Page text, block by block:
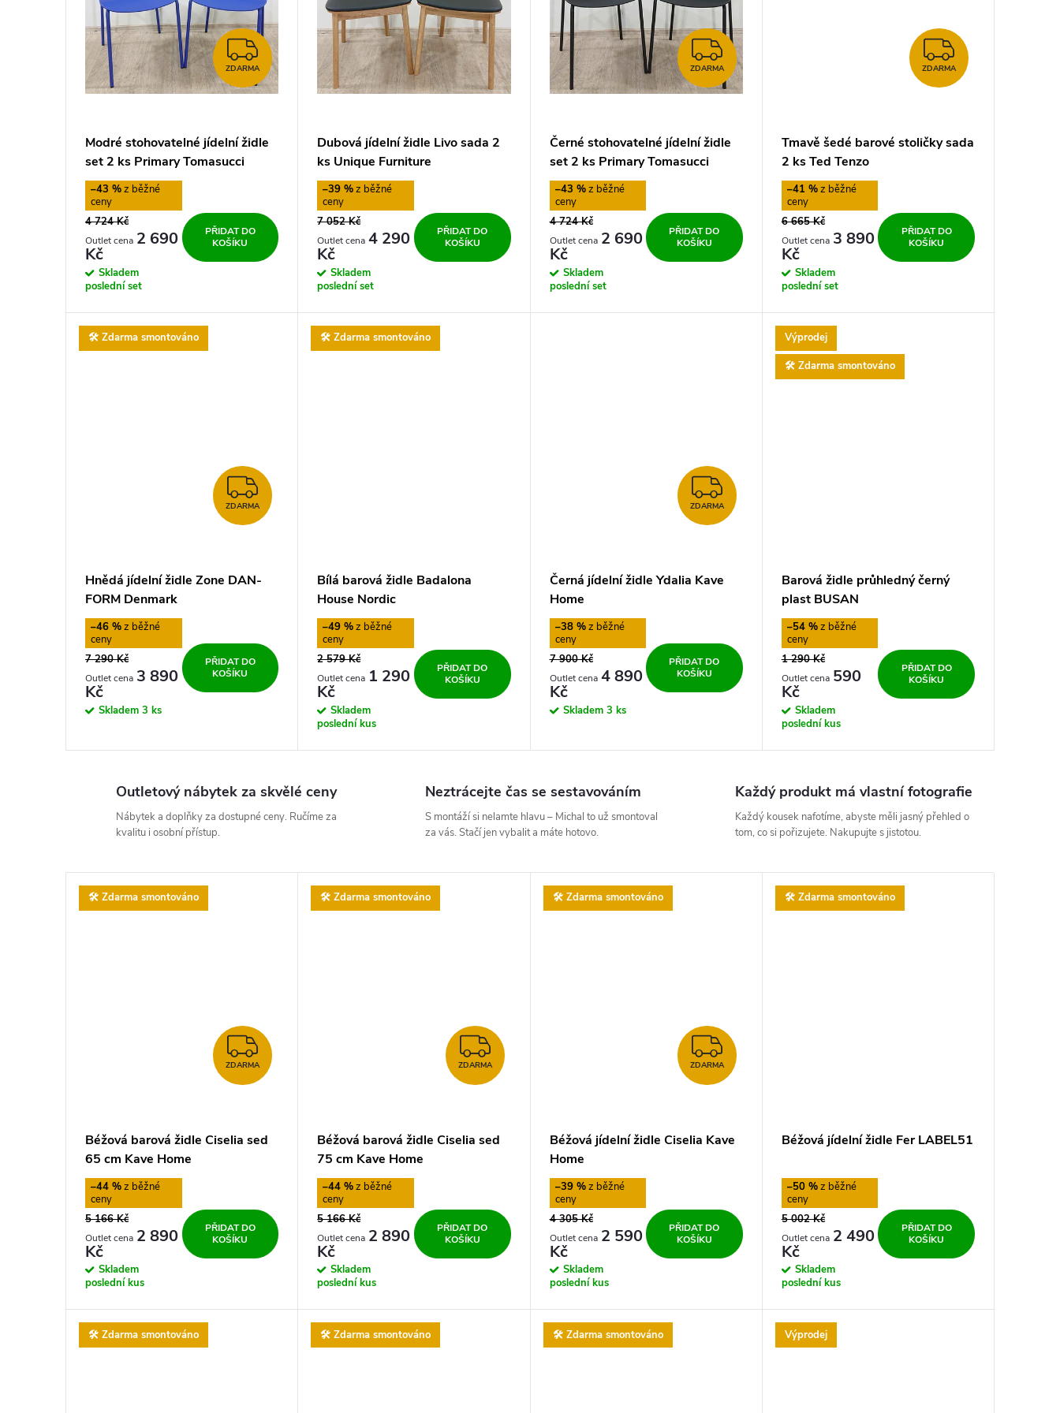
t
ZDARMA
ZDARMA
Modré stohovatelné jídelní židle
set 2 ks Primary Tomasucci
–43 %
4 724 Kč
2 690
Kč
Skladem
poslední set
PŘIDAT DO
KOŠÍKU
Dubová jídelní židle Livo sada 2
ks Unique Furniture
–39 %
7 052 Kč
4 290
Kč
Skladem
poslední set
PŘIDAT DO
KOŠÍKU
ZDARMA
ZDARMA
Černé stohovatelné jídelní židle
set 2 ks Primary Tomasucci
–43 %
4 724 Kč
2 690
Kč
Skladem
poslední set
PŘIDAT DO
KOŠÍKU
ZDARMA
ZDARMA
Tmavě šedé barové stoličky sada
2 ks Ted Tenzo
–41 %
6 665 Kč
3 890
Kč
Skladem
poslední set
PŘIDAT DO
KOŠÍKU
🛠️ Zdarma smontováno
ZDARMA
ZDARMA
Hnědá jídelní židle Zone DAN-
FORM Denmark
–46 %
7 290 Kč
3 890
Kč
Skladem 3 ks
PŘIDAT DO
KOŠÍKU
🛠️ Zdarma smontováno
Bílá barová židle Badalona
House Nordic
–49 %
2 579 Kč
1 290
Kč
Skladem
poslední kus
PŘIDAT DO
KOŠÍKU
ZDARMA
ZDARMA
Černá jídelní židle Ydalia Kave
Home
–38 %
7 900 Kč
4 890
Kč
Skladem 3 ks
PŘIDAT DO
KOŠÍKU
Výprodej
🛠️ Zdarma smontováno
Barová židle průhledný černý
plast BUSAN
–54 %
1 290 Kč
590
Kč
Skladem
poslední kus
PŘIDAT DO
KOŠÍKU
Outletový nábytek za skvělé ceny
Nábytek a doplňky za dostupné ceny. Ručíme za
kvalitu i osobní přístup.
Neztrácejte čas se sestavováním
S montáží si nelamte hlavu – Michal to už smontoval
za vás. Stačí jen vybalit a máte hotovo.
Každý produkt má vlastní fotografie
Každý kousek nafotíme, abyste měli jasný přehled o
tom, co si pořizujete. Nakupujte s jistotou.
🛠️ Zdarma smontováno
ZDARMA
ZDARMA
Béžová barová židle Ciselia sed
65 cm Kave Home
–44 %
5 166 Kč
2 890
Kč
Skladem
poslední kus
PŘIDAT DO
KOŠÍKU
🛠️ Zdarma smontováno
ZDARMA
ZDARMA
Béžová barová židle Ciselia sed
75 cm Kave Home
–44 %
5 166 Kč
2 890
Kč
Skladem
poslední kus
PŘIDAT DO
KOŠÍKU
🛠️ Zdarma smontováno
ZDARMA
ZDARMA
Béžová jídelní židle Ciselia Kave
Home
–39 %
4 305 Kč
2 590
Kč
Skladem
poslední kus
PŘIDAT DO
KOŠÍKU
🛠️ Zdarma smontováno
Béžová jídelní židle Fer LABEL51
–50 %
5 002 Kč
2 490
Kč
Skladem
poslední kus
PŘIDAT DO
KOŠÍKU
🛠️ Zdarma smontováno 🛠️ Zdarma smontováno 🛠️ Zdarma smontováno Výprodej